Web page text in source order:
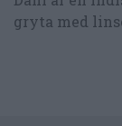
gryta med